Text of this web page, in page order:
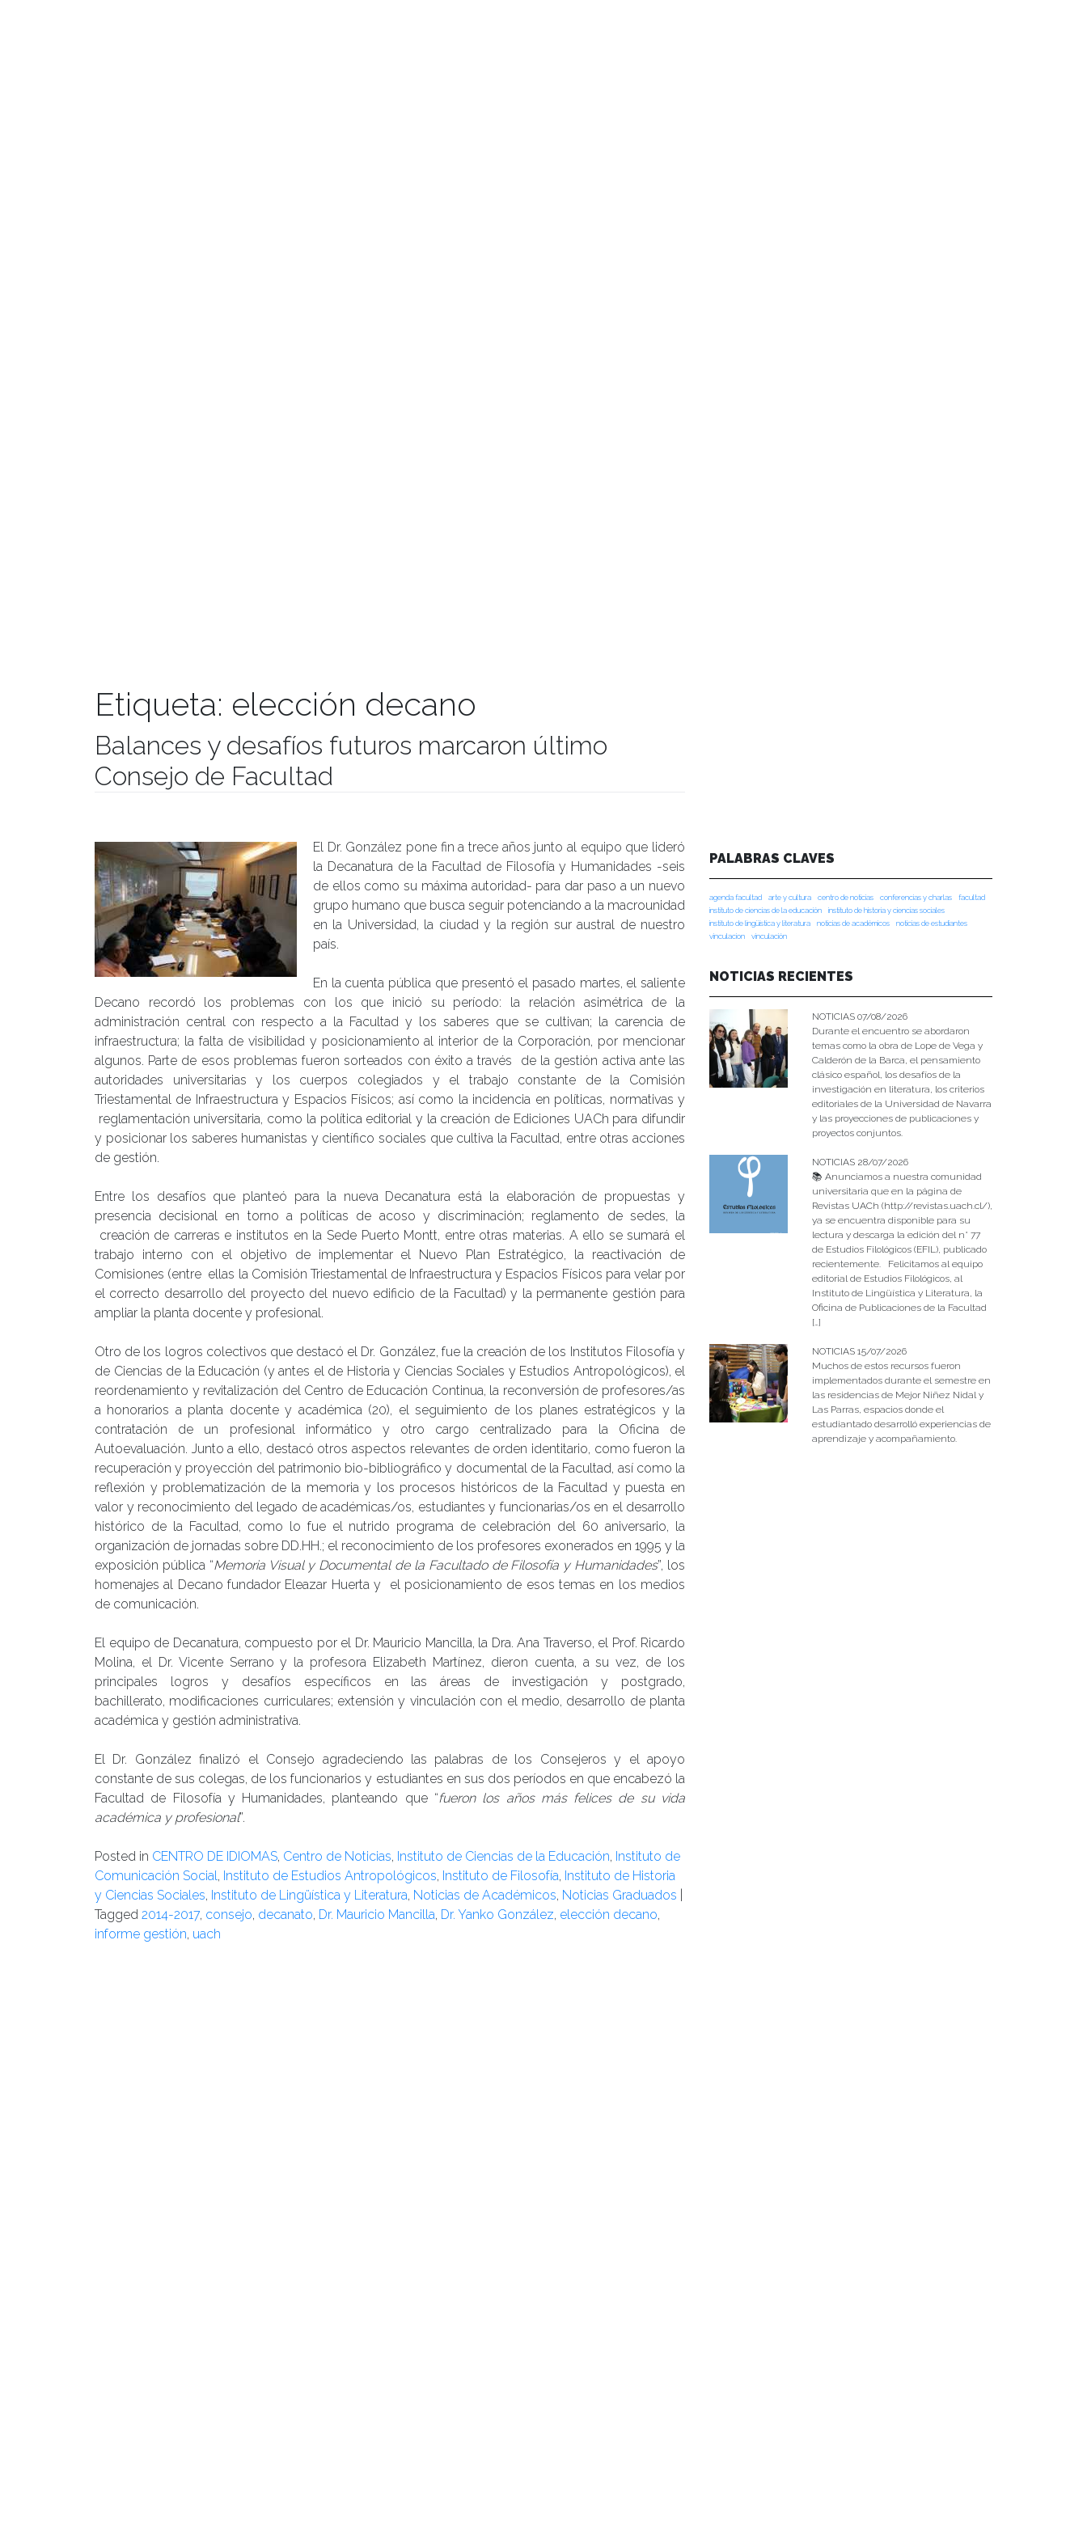
Etiqueta: elección decano
Balances y desafíos futuros marcaron último
Consejo de Facultad
El Dr. González pone fin a trece años junto al equipo que lideró
la Decanatura de la Facultad de Filosofía y Humanidades -seis
de ellos como su máxima autoridad- para dar paso a un nuevo
grupo humano que busca seguir potenciando a la macrounidad
en la Universidad, la ciudad y la región sur austral de nuestro
país.
En la cuenta pública que presentó el pasado martes, el saliente
Decano recordó los problemas con los que inició su período: la relación asimétrica de la
administración central con respecto a la Facultad y los saberes que se cultivan; la carencia de
infraestructura; la falta de visibilidad y posicionamiento al interior de la Corporación, por mencionar
algunos. Parte de esos problemas fueron sorteados con éxito a través de la gestión activa ante las
autoridades universitarias y los cuerpos colegiados y el trabajo constante de la Comisión
Triestamental de Infraestructura y Espacios Físicos; así como la incidencia en políticas, normativas y
reglamentación universitaria, como la política editorial y la creación de Ediciones UACh para difundir
y posicionar los saberes humanistas y científico sociales que cultiva la Facultad, entre otras acciones
de gestión.
Entre los desafíos que planteó para la nueva Decanatura está la elaboración de propuestas y
presencia decisional en torno a políticas de acoso y discriminación; reglamento de sedes, la
creación de carreras e institutos en la Sede Puerto Montt, entre otras materias. A ello se sumará el
trabajo interno con el objetivo de implementar el Nuevo Plan Estratégico, la reactivación de
Comisiones (entre ellas la Comisión Triestamental de Infraestructura y Espacios Físicos para velar por
el correcto desarrollo del proyecto del nuevo edificio de la Facultad) y la permanente gestión para
ampliar la planta docente y profesional.
Otro de los logros colectivos que destacó el Dr. González, fue la creación de los Institutos Filosofía y
de Ciencias de la Educación (y antes el de Historia y Ciencias Sociales y Estudios Antropológicos), el
reordenamiento y revitalización del Centro de Educación Continua, la reconversión de profesores/as
a honorarios a planta docente y académica (20), el seguimiento de los planes estratégicos y la
contratación de un profesional informático y otro cargo centralizado para la Oficina de
Autoevaluación. Junto a ello, destacó otros aspectos relevantes de orden identitario, como fueron la
recuperación y proyección del patrimonio bio-bibliográfico y documental de la Facultad, así como la
reflexión y problematización de la memoria y los procesos históricos de la Facultad y puesta en
valor y reconocimiento del legado de académicas/os, estudiantes y funcionarias/os en el desarrollo
histórico de la Facultad, como lo fue el nutrido programa de celebración del 60 aniversario, la
organización de jornadas sobre DD.HH.; el reconocimiento de los profesores exonerados en 1995 y la
exposición pública “Memoria Visual y Documental de la Facultado de Filosofía y Humanidades”, los
homenajes al Decano fundador Eleazar Huerta y el posicionamiento de esos temas en los medios
de comunicación.
El equipo de Decanatura, compuesto por el Dr. Mauricio Mancilla, la Dra. Ana Traverso, el Prof. Ricardo
Molina, el Dr. Vicente Serrano y la profesora Elizabeth Martínez, dieron cuenta, a su vez, de los
principales logros y desafíos específicos en las áreas de investigación y postgrado,
bachillerato, modificaciones curriculares; extensión y vinculación con el medio, desarrollo de planta
académica y gestión administrativa.
El Dr. González finalizó el Consejo agradeciendo las palabras de los Consejeros y el apoyo
constante de sus colegas, de los funcionarios y estudiantes en sus dos períodos en que encabezó la
Facultad de Filosofía y Humanidades, planteando que “fueron los años más felices de su vida
académica y profesional”.
Posted in CENTRO DE IDIOMAS, Centro de Noticias, Instituto de Ciencias de la Educación, Instituto de
Comunicación Social, Instituto de Estudios Antropológicos, Instituto de Filosofía, Instituto de Historia
y Ciencias Sociales, Instituto de Lingüística y Literatura, Noticias de Académicos, Noticias Graduados
Tagged 2014-2017, consejo, decanato, Dr. Mauricio Mancilla, Dr. Yanko González, elección decano,
informe gestión, uach
PALABRAS CLAVES
agenda facultad arte y cultura centro de noticias conferencias y charlas
facultad
instituto de ciencias de la educación
instituto de historia y ciencias sociales
instituto de lingüística y literatura
noticias de académicos
noticias de estudiantes
vinculacion
vinculación
NOTICIAS RECIENTES
NOTICIAS 07/08/2026
Durante el encuentro se abordaron
temas como la obra de Lope de Vega y
Calderón de la Barca, el pensamiento
clásico español, los desafíos de la
investigación en literatura, los criterios
editoriales de la Universidad de Navarra
y las proyecciones de publicaciones y
proyectos conjuntos.
NOTICIAS 28/07/2026
📚 Anunciamos a nuestra comunidad
universitaria que en la página de
Revistas UACh (http://revistas.uach.cl/),
ya se encuentra disponible para su
lectura y descarga la edición del n° 77
de Estudios Filológicos (EFIL), publicado
recientemente. Felicitamos al equipo
editorial de Estudios Filológicos, al
Instituto de Lingüística y Literatura, la
Oficina de Publicaciones de la Facultad
[…]
NOTICIAS 15/07/2026
Muchos de estos recursos fueron
implementados durante el semestre en
las residencias de Mejor Niñez Nidal y
Las Parras, espacios donde el
estudiantado desarrolló experiencias de
aprendizaje y acompañamiento.